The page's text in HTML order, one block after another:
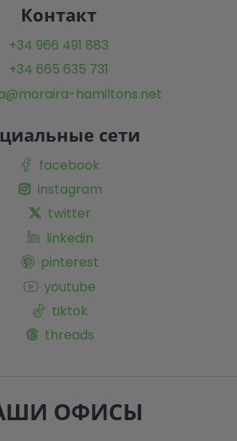
Контакт
+34 966 491 883
+34 665 635 731
hamiltons.net
сети
facebook
instagram
twitter
linkedin
pinterest
youtube
tiktok
threads
ОФИСЫ